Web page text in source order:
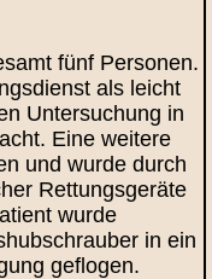
fünf Personen.
als leicht
Untersuchung in
Eine weitere
und wurde durch
Rettungsgeräte
wurde
in ein
geflogen.